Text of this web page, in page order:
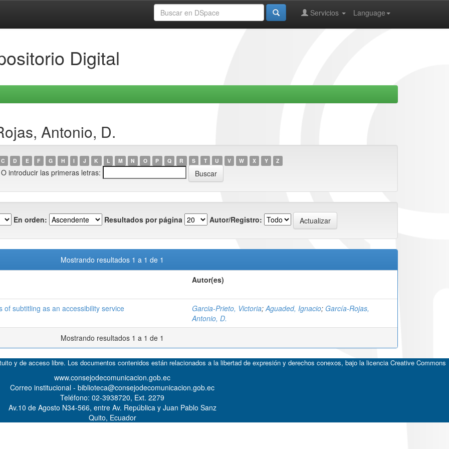
Language
Servicios
Digital
Antonio, D.
C D E F G H I J K L M N O P Q R S T U V W X Y Z
O introducir las primeras letras:
En orden: Resultados por página Autor/Registro:
Mostrando resultados 1 a 1 de 1
Autor(es)
of subtitling as an accessibility service Garcia-Prieto, Victoria;Aguaded, Ignacio; García-Rojas,
Antonio, D.
Mostrando resultados 1 a 1 de 1
y de acceso libre. Los documentos contenidos están relacionados a la libertad de expresión y derechos conexos, bajo la licencia Creative Commons
www.consejodecomunicacion.gob.ec
Correo institucional - biblioteca@consejodecomunicacion.gob.ec
Teléfono: 02-3938720, Ext. 2279
Av.10 de Agosto N34-566, entre Av. República y Juan Pablo Sanz
Quito, Ecuador